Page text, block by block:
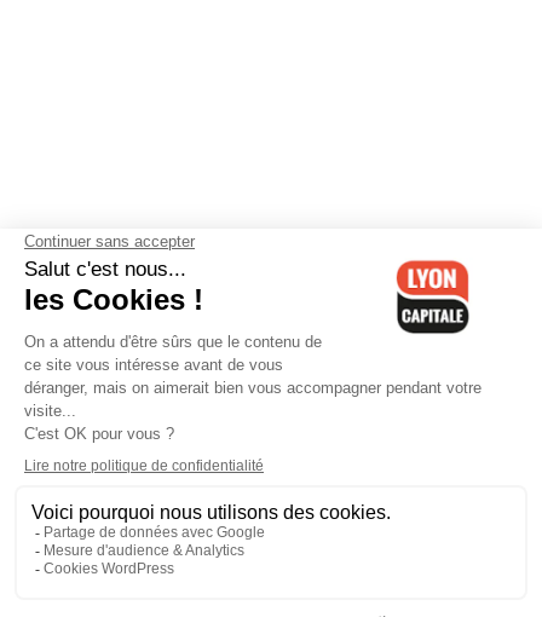
Contactez-nous-Mentions légales-CGV-Politique de
confidentialité-Gestion des cookies